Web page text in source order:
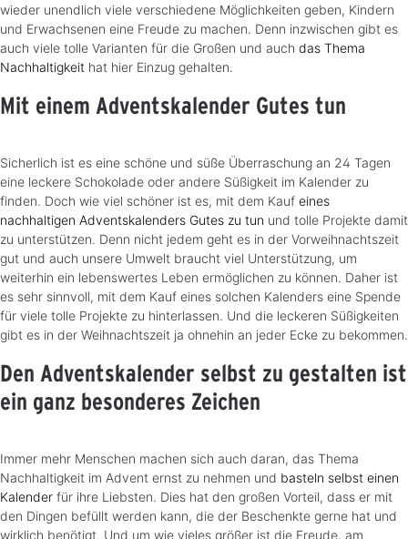
wieder unendlich viele verschiedene Möglichkeiten geben, Kindern
und Erwachsenen eine Freude zu machen. Denn inzwischen gibt es
auch viele tolle Varianten für die Großen und auch das Thema
Nachhaltigkeit hat hier Einzug gehalten.
Mit einem Adventskalender Gutes tun
Sicherlich ist es eine schöne und süße Überraschung an 24 Tagen
eine leckere Schokolade oder andere Süßigkeit im Kalender zu
finden. Doch wie viel schöner ist es, mit dem Kauf eines
nachhaltigen Adventskalenders Gutes zu tun und tolle Projekte damit
zu unterstützen. Denn nicht jedem geht es in der Vorweihnachtszeit
gut und auch unsere Umwelt braucht viel Unterstützung, um
weiterhin ein lebenswertes Leben ermöglichen zu können. Daher ist
es sehr sinnvoll, mit dem Kauf eines solchen Kalenders eine Spende
für viele tolle Projekte zu hinterlassen. Und die leckeren Süßigkeiten
gibt es in der Weihnachtszeit ja ohnehin an jeder Ecke zu bekommen.
Den Adventskalender selbst zu gestalten ist
ein ganz besonderes Zeichen
Immer mehr Menschen machen sich auch daran, das Thema
Nachhaltigkeit im Advent ernst zu nehmen und basteln selbst einen
Kalender für ihre Liebsten. Dies hat den großen Vorteil, dass er mit
den Dingen befüllt werden kann, die der Beschenkte gerne hat und
wirklich benötigt. Und um wie vieles größer ist die Freude, am